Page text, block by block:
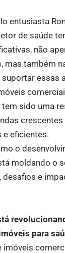
entusiasta
de saúde
não
mas também
essas
sido uma
e eficientes.
o
moldando o
desafios e
para
imóveis